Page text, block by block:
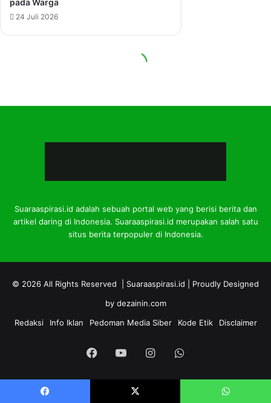
Suaraaspirasi.id adalah sebuah portal web yang berisi berita dan
artikel daring di Indonesia. Suaraaspirasi.id merupakan salah satu
situs berita terpopuler di Indonesia.
© 2026 All Rights Reserved | Suaraaspirasi.id | Proudly Designed
by dezainin.com
Redaksi
Info Iklan Pedoman Media Siber Kode Etik Disclaimer
FacebookYouTubeInstagramWhatsApp